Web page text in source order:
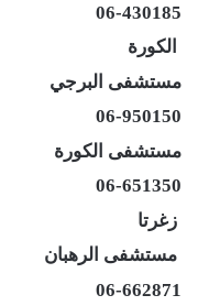
06-430185
الكورة
مستشفى البرجي
06-950150
مستشفى الكورة
06-651350
زغرتا
مستشفى الرهبان
06-662871